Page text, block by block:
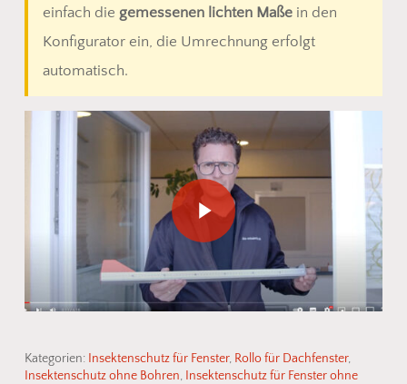
einfach die gemessenen lichten Maßein den
Konfigurator ein, die Umrechnung erfolgt
automatisch.
Play Video
Kategorien: Insektenschutz für Fenster, Rollo für Dachfenster,
Insektenschutz ohne Bohren, Insektenschutz für Fenster ohne